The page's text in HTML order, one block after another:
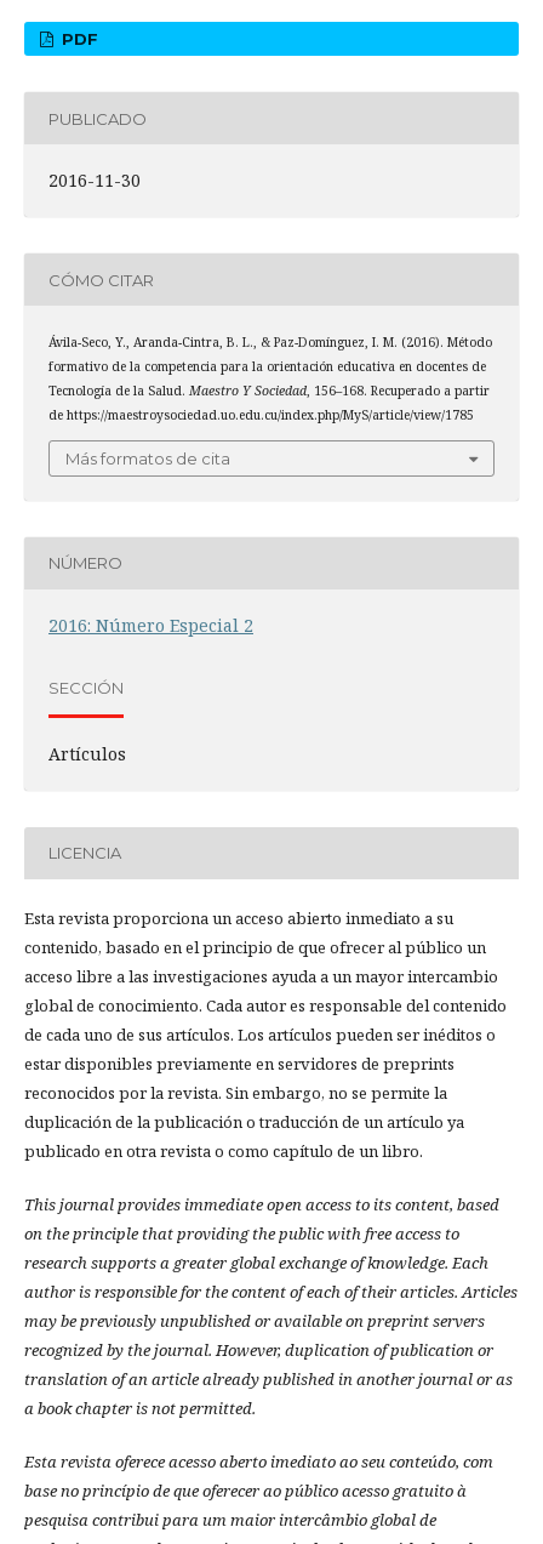
PDF
PUBLICADO
2016-11-30
CÓMO CITAR
Ávila-Seco, Y., Aranda-Cintra, B. L., & Paz-Domínguez, I. M. (2016). Método
formativo de la competencia para la orientación educativa en docentes de
Tecnología de la Salud. Maestro Y Sociedad, 156–168. Recuperado a partir
de https://maestroysociedad.uo.edu.cu/index.php/MyS/article/view/1785
Más formatos de cita
NÚMERO
2016: Número Especial 2
SECCIÓN
Artículos
LICENCIA
Esta revista proporciona un acceso abierto inmediato a su
contenido, basado en el principio de que ofrecer al público un
acceso libre a las investigaciones ayuda a un mayor intercambio
global de conocimiento. Cada autor es responsable del contenido
de cada uno de sus artículos. Los artículos pueden ser inéditos o
estar disponibles previamente en servidores de preprints
reconocidos por la revista. Sin embargo, no se permite la
duplicación de la publicación o traducción de un artículo ya
publicado en otra revista o como capítulo de un libro.
This journal provides immediate open access to its content, based
on the principle that providing the public with free access to
research supports a greater global exchange of knowledge. Each
author is responsible for the content of each of their articles. Articles
may be previously unpublished or available on preprint servers
recognized by the journal. However, duplication of publication or
translation of an article already published in another journal or as
a book chapter is not permitted.
Esta revista oferece acesso aberto imediato ao seu conteúdo, com
base no princípio de que oferecer ao público acesso gratuito à
pesquisa contribui para um maior intercâmbio global de